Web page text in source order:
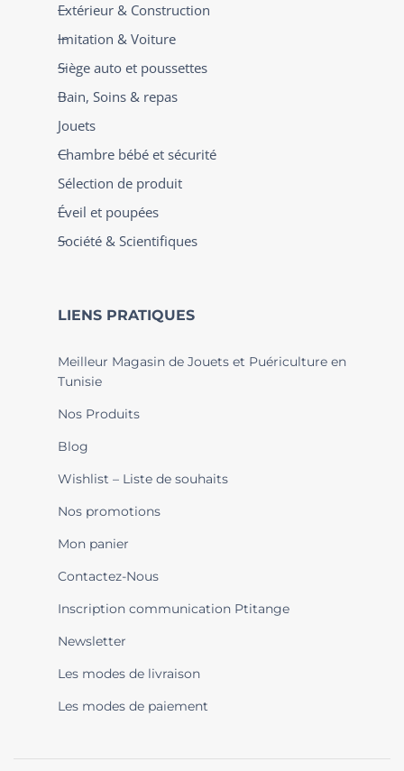
Extérieur & Construction
Imitation & Voiture
Siège auto et poussettes
Bain, Soins & repas
Jouets
Chambre bébé et sécurité
Sélection de produit
Éveil et poupées
Société & Scientifiques
LIENS PRATIQUES
Meilleur Magasin de Jouets et Puériculture en
Tunisie
Nos Produits
Blog
Wishlist – Liste de souhaits
Nos promotions
Mon panier
Contactez-Nous
Inscription communication Ptitange
Newsletter
Les modes de livraison
Les modes de paiement